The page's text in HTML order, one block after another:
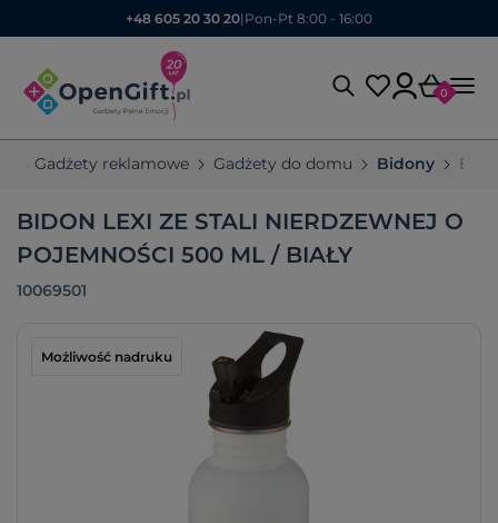
+48 605 20 30 20| Pon-Pt 8:00 - 16:00
0
Gadżety reklamowe Gadżety do domu Bidony
BIDON LEXI ZE STALI NIERDZEWNEJ O
POJEMNOŚCI 500 ML / BIAŁY
10069501
Możliwość nadruku